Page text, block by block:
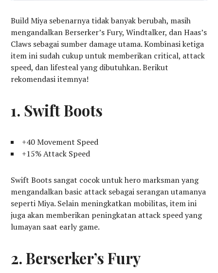
Build Miya sebenarnya tidak banyak berubah, masih
mengandalkan Berserker’s Fury, Windtalker, dan Haas’s
Claws sebagai sumber damage utama. Kombinasi ketiga
item ini sudah cukup untuk memberikan critical, attack
speed, dan lifesteal yang dibutuhkan. Berikut
rekomendasi itemnya!
1. Swift Boots
+40 Movement Speed
+15% Attack Speed
Swift Boots sangat cocok untuk hero marksman yang
mengandalkan basic attack sebagai serangan utamanya
seperti Miya. Selain meningkatkan mobilitas, item ini
juga akan memberikan peningkatan attack speed yang
lumayan saat early game.
2. Berserker’s Fury